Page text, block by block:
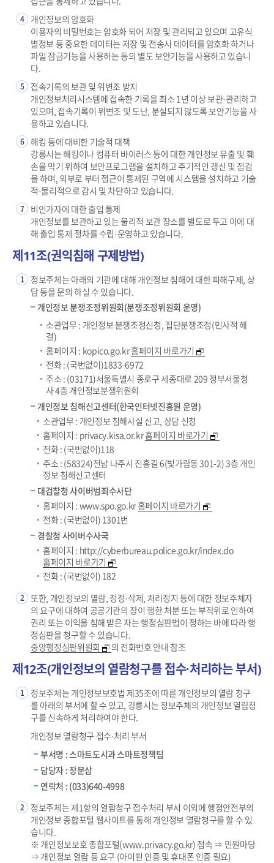
4
개인정보의 암호화
이용자의 비밀번호는 암호화 되어 저장 및 관리되고 있으며 고유식
별정보 등 중요한 데이터는 저장 및 전송시 데이터를 암호화 하거나
파일 잠금기능을 사용하는 등의 별도 보안기능을 사용하고 있습니
다.
5
접속기록의 보관 및 위변조 방지
개인정보처리시스템에 접속한 기록을 최소 1년 이상 보관·관리하고
있으며, 접속기록이 위변조 및 도난, 분실되지 않도록 보안기능을 사
용하고 있습니다.
6 해킹 등에 대비한 기술적 대책
강릉시는 해킹이나 컴퓨터 바이러스 등에 대한 개인정보 유출 및 훼
손을 막기 위하여 보안프로그램을 설치하고 주기적인 갱신 및 점검
을 하며, 외부로 부터 접근이 통제된 구역에 시스템을 설치하고 기술
적·물리적으로 감시 및 차단하고 있습니다.
7
비인가자에 대한 출입 통제
개인정보를 보관하고 있는 물리적 보관 장소를 별도로 두고 이에 대
해 출입 통제 절차를 수립·운영하고 있습니다.
제11조(권익침해 구제방법)
1
정보주체는 아래의 기관에 대해 개인정보 침해에 대한 피해구제, 상
담 등을 문의 하실 수 있습니다.
개인정보 분쟁조정위원회(분쟁조정위원회 운영)
소관업무 : 개인정보 분쟁조정신청, 집단분쟁조정(민사적 해
결)
홈페이지 : kopico.go.kr홈페이지 바로가기
전화 : (국번없이)1833-6972
주소 : (03171)서울특별시 종로구 세종대로 209 정부서울청
사 4층 개인정보분쟁위원회
개인정보 침해신고센터(한국인터넷진흥원 운영)
소관업무 : 개인정보 침해사실 신고, 상담 신청
홈페이지 : privacy.kisa.or.kr홈페이지 바로가기
전화 : (국번없이)118
주소 : (58324)전남 나주시 진흥길 6(빛가람동 301-2) 3층 개인
정보 침해신고센터
대검찰청 사이버범죄수사단
홈페이지 : www.spo.go.kr홈페이지 바로가기
전화 : (국번없이) 1301번
경찰청 사이버수사국
홈페이지 : http://cyberbureau.police.go.kr/index.do
홈페이지 바로가기
전화 : (국번없이) 182
2
또한, 개인정보의 열람, 정정·삭제, 처리정지 등에 대한 정보주체자
의 요구에 대하여 공공기관의 장이 행한 처분 또는 부작위로 인하여
권리 또는 이익을 침해 받은 자는 행정심판법이 정하는 바에 따라 행
정심판을 청구할 수 있습니다.
중앙행정심판위원회
의 전화번호 안내 참조
제12조(개인정보의 열람청구를 접수·처리하는 부서)
1
정보주체는 개인정보보호법 제35조에 따른 개인정보의 열람 청구
를 아래의 부서에 할 수 있고, 강릉시는 정보주체의 개인정보 열람청
구를 신속하게 처리하여야 한다.
개인정보 열람청구 접수·처리 부서
부서명 : 스마트도시과 스마트정책팀
담당자 : 장문삼
연락처 : (033)640-4998
2
정보주체는 제1항의 열람청구 접수처리 부서 이외에 행정안전부의
개인정보 종합포털 웹사이트를 통해 개인정보 열람청구를 할 수 있
습니다.
※ 개인정보보호 종합포털(www.privacy.go.kr) 접속 ⇒ 민원마당
⇒ 개인정보 열람 등 요구 (아이핀 인증 및 휴대폰 인증 필요)